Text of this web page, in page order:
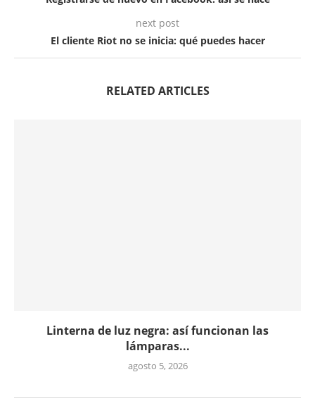
next post
El cliente Riot no se inicia: qué puedes hacer
RELATED ARTICLES
Linterna de luz negra: así funcionan las
lámparas...
agosto 5, 2026